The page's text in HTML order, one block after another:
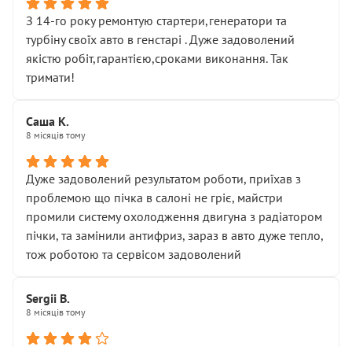
З 14-го року ремонтую стартери,генератори та
турбіну своїх авто в генстарі . Дуже задоволений
якістю робіт,гарантією,сроками виконання. Так
тримати!
Саша К.
8 місяців тому
Дуже задоволений результатом роботи, приїхав з
проблемою що пічка в салоні не гріє, майстри
промили систему охолодження двигуна з радіатором
пічки, та замінили антифриз, зараз в авто дуже тепло,
тож роботою та сервісом задоволений
Sergii B.
8 місяців тому